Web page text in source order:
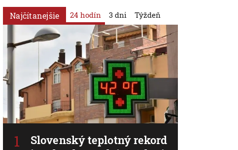
Najčítanejšie 24 hodín
Slovenský teplotný rekord
3 dni Týždeň